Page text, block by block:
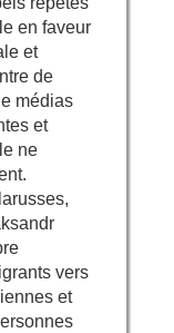
en faveur
et
de
médias
et
ne
vers
et